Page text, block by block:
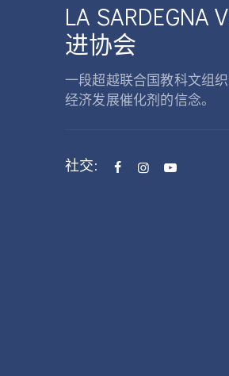
LA SARDEGNA
进协会
一段超越联合国教科文组
经济发展催化剂的信念。
社交: